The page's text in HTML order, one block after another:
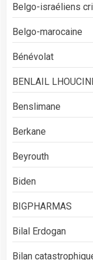
Belgo-israéliens
Belgo-marocaine
Bénévolat
BENLAIL
Benslimane
Berkane
Beyrouth
Biden
BIGPHARMAS
Bilal Erdogan
Bilan